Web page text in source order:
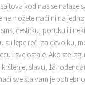
kod nas se nalaze
možete naći ni na
čestitku, poruku ili
su lepe reči za devojku,
i sve ostale. Ako ste
slavu, 18
sve šta vam je potrebno.